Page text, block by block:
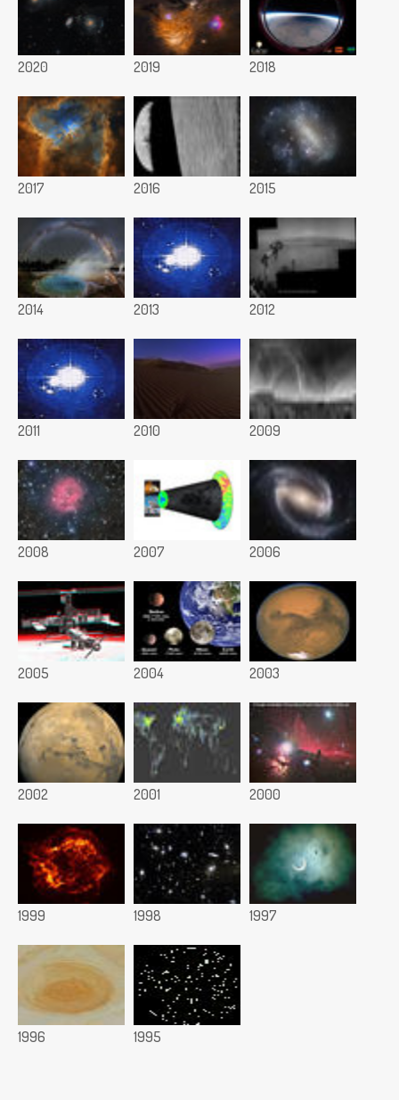
2020 2019 2018
2017 2016 2015
2014 2013 2012
2011 2010 2009
2008 2007 2006
2005 2004 2003
2002 2001 2000
1999 1998 1997
1996 1995